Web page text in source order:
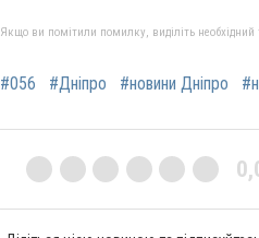
Якщо ви помітили помилку, виділіть
#056 #Дніпро #новини Дніпро